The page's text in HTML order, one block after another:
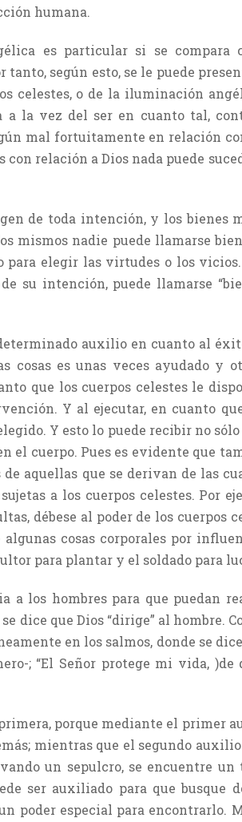
humana.
es particular si se compara
según esto, se le puede
celestes, o de la iluminación
la vez del ser en cuanto tal,
mal fortuitamente en relación
relación a Dios nada puede
de toda intención, y los bienes
mismos nadie puede llamarse
elegir las virtudes o los
su intención, puede llamarse
auxilio en cuanto al
es unas veces ayudado y
que los cuerpos celestes le
Y al ejecutar, en cuanto
Y esto lo puede recibir no
el cuerpo. Pues es evidente que
aquellas que se derivan de las
a los cuerpos celestes. Por
débese al poder de los cuerpos
cosas corporales por
para plantar y el soldado para
a los hombres para que puedan
dice que Dios “dirige” al hombre.
en los salmos, donde se
; “El Señor protege mi vida, )de
porque mediante el primer
mientras que el segundo
un sepulcro, se encuentre un
ser auxiliado para que busque
poder especial para encontrarlo.